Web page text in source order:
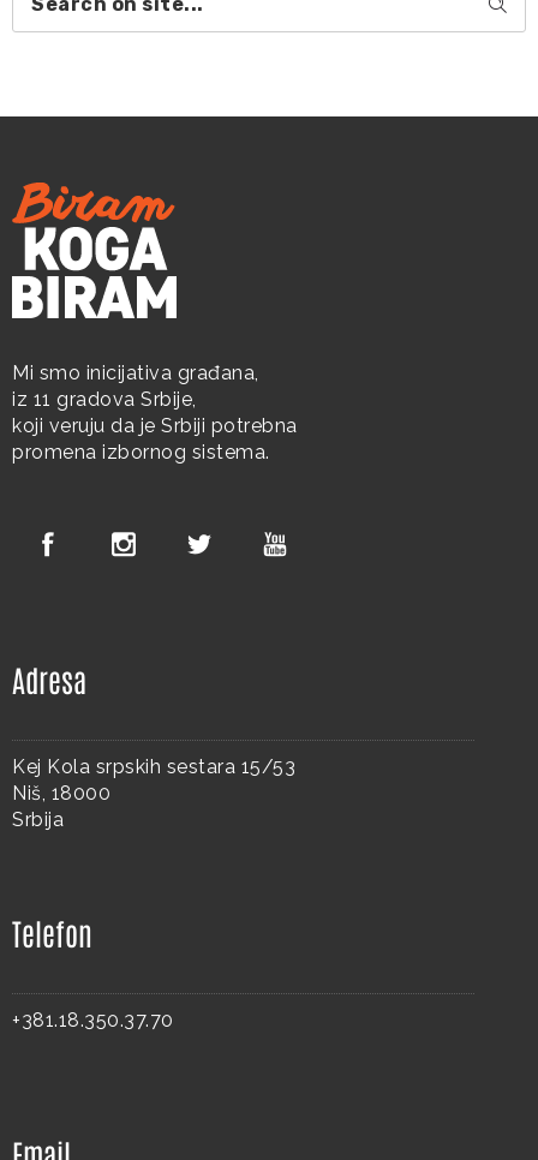
Mi smo inicijativa građana,
iz 11 gradova Srbije,
koji veruju da je Srbiji potrebna
promena izbornog sistema.
Adresa
Kej Kola srpskih sestara 15/53
Niš, 18000
Srbija
Telefon
+381.18.350.37.70